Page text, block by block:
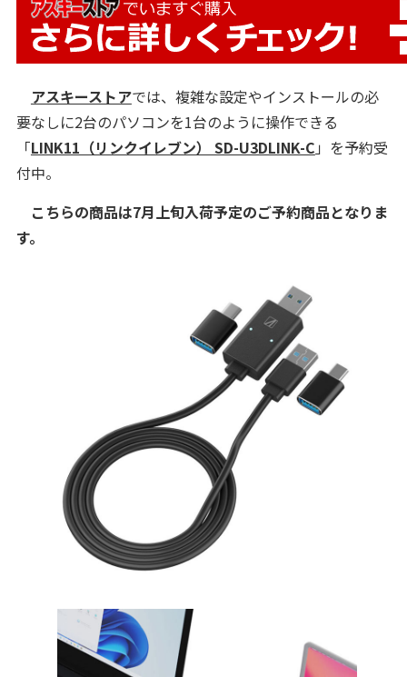
アスキーストアでは、複雑な設定やインストールの必
要なしに2台のパソコンを1台のように操作できる
「LINK11（リンクイレブン） SD-U3DLINK-C 」を予約受
付中。
こちらの商品は7月上旬入荷予定のご予約商品となりま
す。